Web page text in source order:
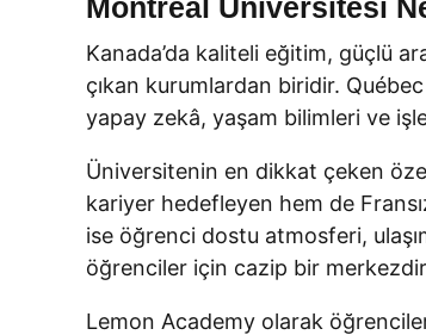
Montréal Üniversitesi
Kanada’da kaliteli eğitim, güçlü
çıkan kurumlardan biridir.
yapay zekâ, yaşam bilimleri ve
Üniversitenin en dikkat çeken
kariyer hedefleyen hem de
ise öğrenci dostu atmosferi,
öğrenciler için cazip bir
Lemon Academy olarak